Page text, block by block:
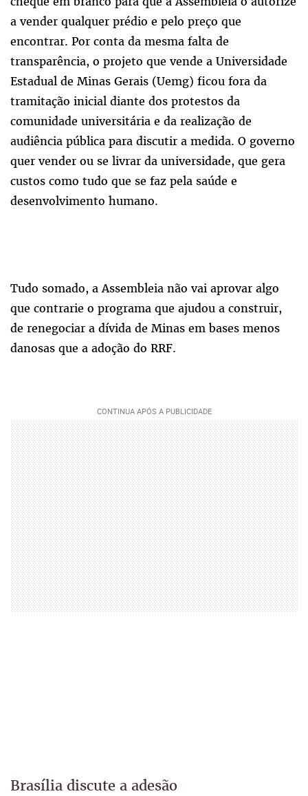
a vender qualquer prédio e pelo preço que
encontrar. Por conta da mesma falta de
transparência, o projeto que vende a Universidade
Estadual de Minas Gerais (Uemg) ficou fora da
tramitação inicial diante dos protestos da
comunidade universitária e da realização de
audiência pública para discutir a medida. O governo
quer vender ou se livrar da universidade, que gera
custos como tudo que se faz pela saúde e
desenvolvimento humano.
Tudo somado, a Assembleia não vai aprovar algo
que contrarie o programa que ajudou a construir,
de renegociar a dívida de Minas em bases menos
danosas que a adoção do RRF.
Brasília discute a adesão